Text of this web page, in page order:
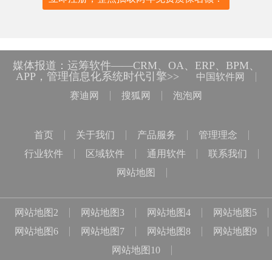
媒体报道：运筹软件——CRM、OA、ERP、BPM、
APP，管理信息化系统时代引擎>>
中国软件网
赛迪网
搜狐网 泡泡网
首页 关于我们 产品服务
管理理念
行业软件
区域软件 通用软件
联系我们
网站地图
网站地图2 网站地图3 网站地图4
网站地图5
网站地图6
网站地图7 网站地图8
网站地图9
网站地图10